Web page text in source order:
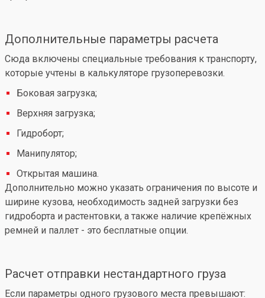
Дополнительные параметры расчета
Сюда включены специальные требования к транспорту,
которые учтены в калькуляторе грузоперевозки.
Боковая загрузка;
Верхняя загрузка;
Гидроборт;
Манипулятор;
Открытая машина.
Дополнительно можно указать ограничения по высоте и
ширине кузова, необходимость задней загрузки без
гидроборта и растентовки, а также наличие крепёжных
ремней и паллет - это бесплатные опции.
Расчет отправки нестандартного груза
Если параметры одного грузового места превышают: